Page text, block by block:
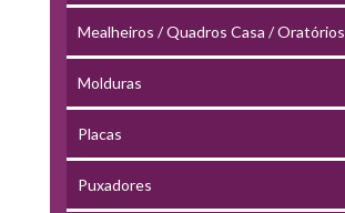
Mealheiros / Quadros Casa / Oratórios
Molduras
Placas
Puxadores